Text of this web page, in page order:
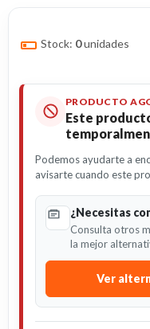
Stock: 0unidades
PRODUCTO
Este
Podemos ayudarte a
avisarte cuando este
¿Necesitas
Consulta otros
la mejor
Ver